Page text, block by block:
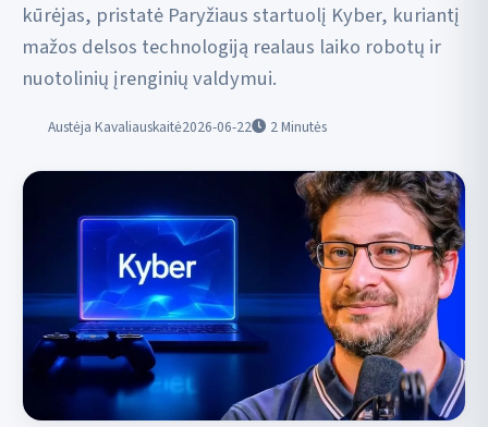
kūrėjas, pristatė Paryžiaus startuolį Kyber, kuriantį
mažos delsos technologiją realaus laiko robotų ir
nuotolinių įrenginių valdymui.
Austėja Kavaliauskaitė2026-06-22 2Minutės